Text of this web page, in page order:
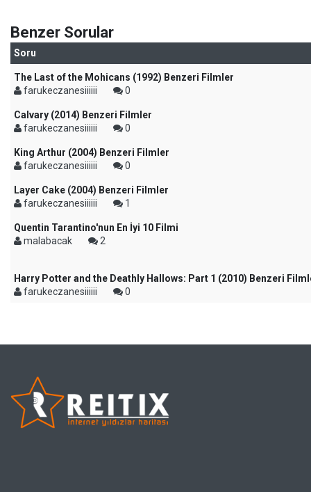
Benzer Sorular
Soru
The Last of the Mohicans (1992) Benzeri Filmler
farukeczanesiiiiii
0
Calvary (2014) Benzeri Filmler
farukeczanesiiiiii
0
King Arthur (2004) Benzeri Filmler
farukeczanesiiiiii
0
Layer Cake (2004) Benzeri Filmler
farukeczanesiiiiii
1
Quentin Tarantino'nun En İyi 10 Filmi
malabacak
2
Harry Potter and the Deathly Hallows: Part 1 (2010) Benzeri
farukeczanesiiiiii
0